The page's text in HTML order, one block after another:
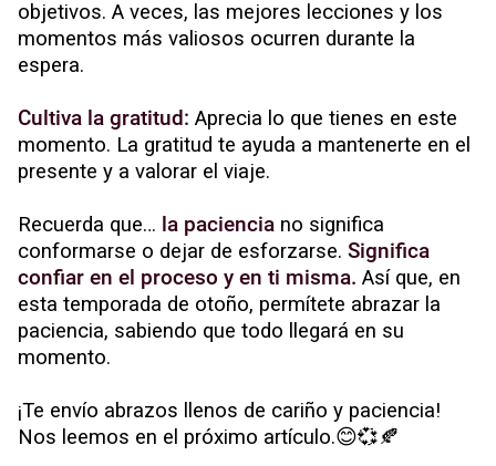
objetivos. A veces, las mejores lecciones y los
momentos más valiosos ocurren durante la
espera.
Cultiva la gratitud: Aprecia lo que tienes en este
momento. La gratitud te ayuda a mantenerte en el
presente y a valorar el viaje.
Recuerda que… la paciencia no significa
conformarse o dejar de esforzarse. Significa
confiar en el proceso y en ti misma. Así que, en
esta temporada de otoño, permítete abrazar la
paciencia, sabiendo que todo llegará en su
momento.
¡Te envío abrazos llenos de cariño y paciencia!
Nos leemos en el próximo artículo.😊💞🍂